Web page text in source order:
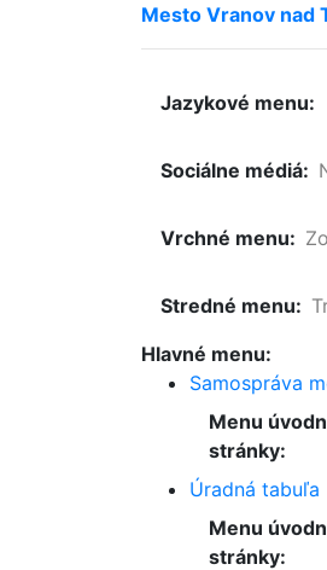
Mesto Vranov nad
Jazykové menu:
Sociálne médiá:
Vrchné menu:
Stredné menu:
Hlavné menu:
Samospráva
Menu
stránky:
Úradná tabuľa
Menu
stránky: